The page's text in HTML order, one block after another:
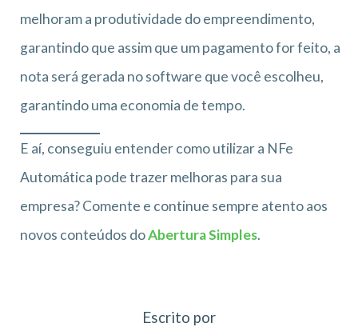
melhoram a produtividade do empreendimento,
garantindo que assim que um pagamento for feito, a
nota será gerada no software que você escolheu,
garantindo uma economia de tempo.
E aí, conseguiu entender como utilizar a NFe
Automática pode trazer melhoras para sua
empresa? Comente e continue sempre atento aos
novos conteúdos doAbertura Simples.
Escrito por